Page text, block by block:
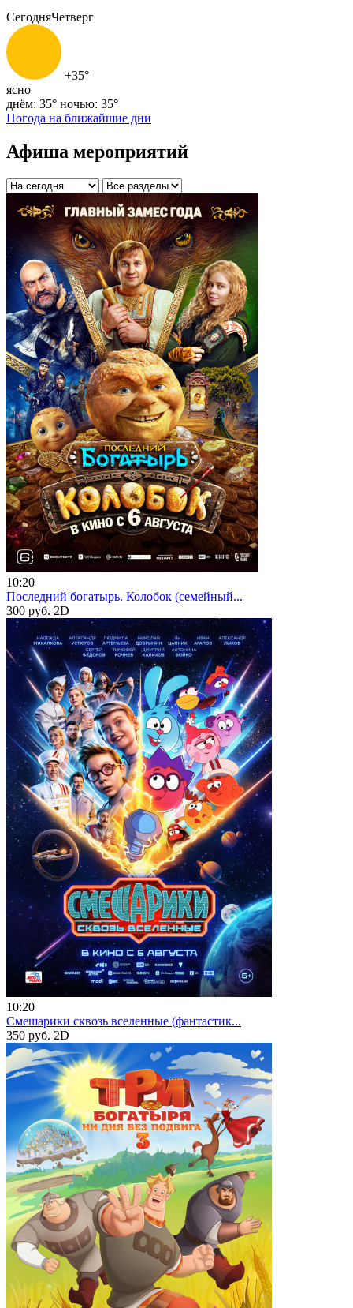
СегодняЧетверг
+35°
ясно
днём: 35° ночью: 35°
Погода на ближайшие дни
Афиша мероприятий
10:20
Последний богатырь. Колобок (семейный...
300 руб. 2D
10:20
Смешарики сквозь вселенные (фантастик...
350 руб. 2D